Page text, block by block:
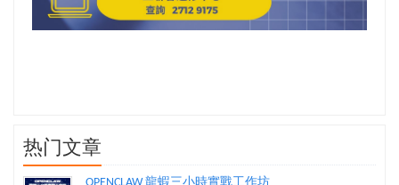
热门文章